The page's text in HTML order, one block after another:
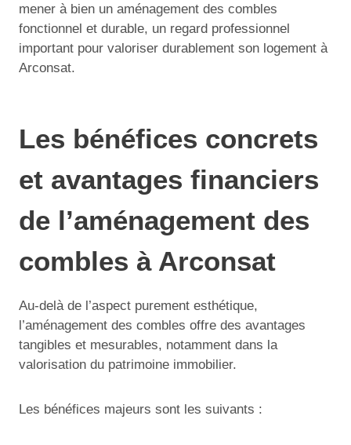
mener à bien un aménagement des combles
fonctionnel et durable, un regard professionnel
important pour valoriser durablement son logement à
Arconsat.
Les bénéfices concrets
et avantages financiers
de l’aménagement des
combles à Arconsat
Au-delà de l’aspect purement esthétique,
l’aménagement des combles offre des avantages
tangibles et mesurables, notamment dans la
valorisation du patrimoine immobilier.
Les bénéfices majeurs sont les suivants :